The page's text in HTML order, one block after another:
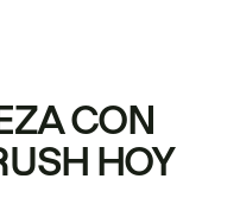
CON
HOY